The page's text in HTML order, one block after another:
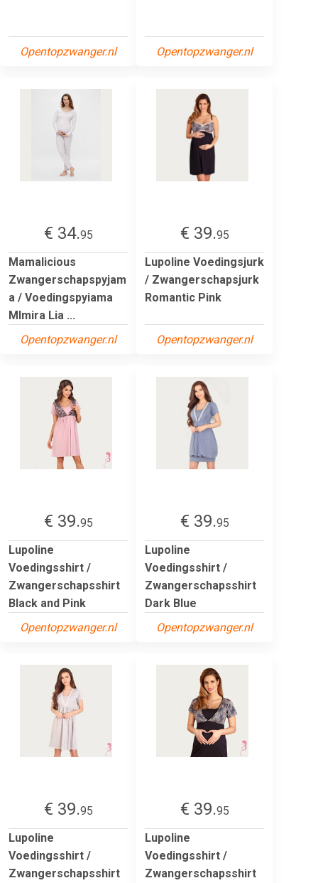
Opentopzwanger.nl Opentopzwanger.nl
€ 34.95
Mamalicious
Zwangerschapspyjam
a / Voedingspyiama
Mlmira Lia ...
Opentopzwanger.nl
€ 39.95
Lupoline Voedingsjurk
/ Zwangerschapsjurk
Romantic Pink
Opentopzwanger.nl
€ 39.95
Lupoline
Voedingsshirt /
Zwangerschapsshirt
Black and Pink
Opentopzwanger.nl
€ 39.95
Lupoline
Voedingsshirt /
Zwangerschapsshirt
Dark Blue
Opentopzwanger.nl
€ 39.95
Lupoline
Voedingsshirt /
Zwangerschapsshirt
€ 39.95
Lupoline
Voedingsshirt /
Zwangerschapsshirt